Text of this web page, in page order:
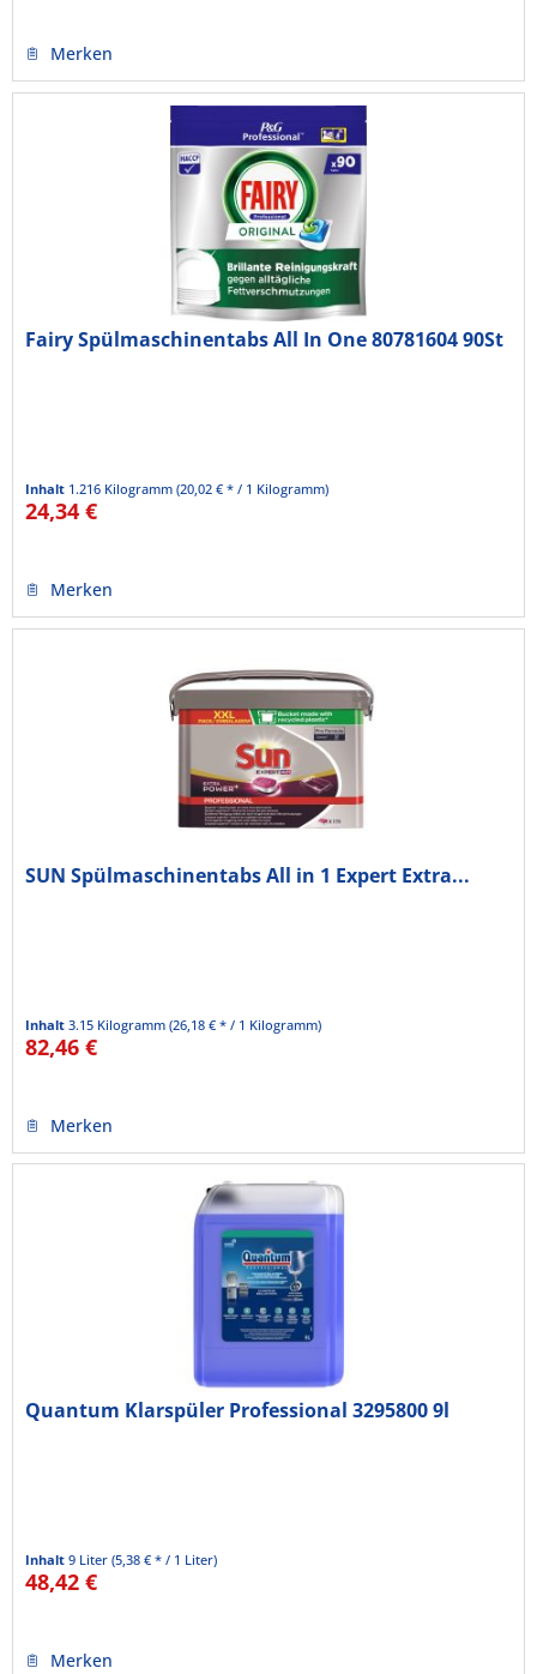
Merken
Fairy Spülmaschinentabs All In One 80781604 90St
Inhalt 1.216 Kilogramm(20,02 € * / 1 Kilogramm)
24,34 €
Merken
SUN Spülmaschinentabs All in 1 Expert Extra...
Inhalt3.15 Kilogramm(26,18 € * / 1 Kilogramm)
82,46 €
Merken
Quantum Klarspüler Professional 3295800 9l
Inhalt9 Liter(5,38 € * / 1 Liter)
48,42 €
Merken